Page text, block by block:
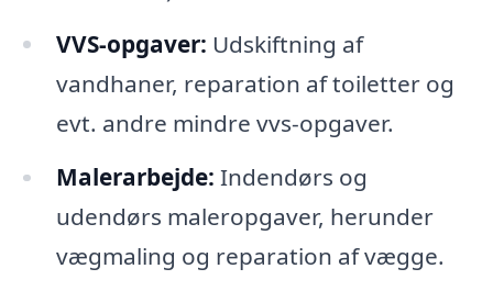
VVS-opgaver: Udskiftning af
vandhaner, reparation af toiletter og
evt. andre mindre vvs-opgaver.
Malerarbejde: Indendørs og
udendørs maleropgaver, herunder
vægmaling og reparation af vægge.